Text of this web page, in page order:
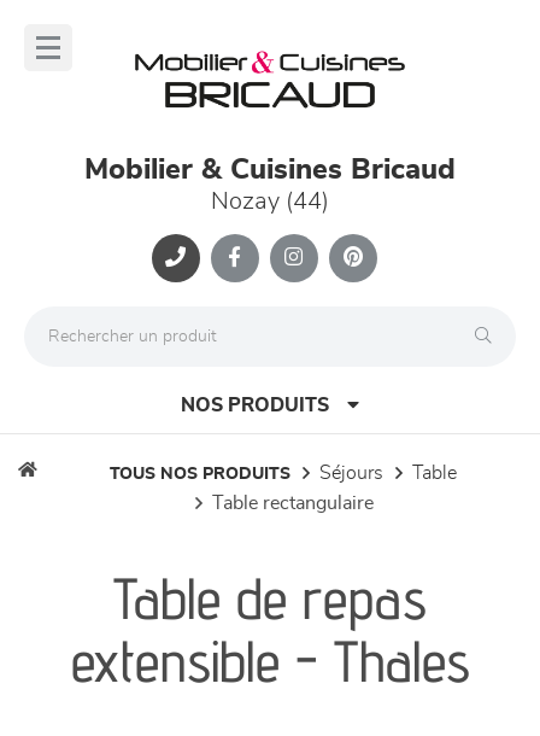
Mobilier & Cuisines Bricaud
Nozay (44)
NOS PRODUITS
meubles de complément
TOUS NOS PRODUITS séjours
table
table rectangulaire
Table de repas
extensible - Thales